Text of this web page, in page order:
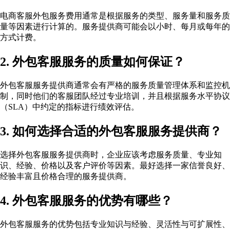
电商客服外包服务费用通常是根据服务的类型、服务量和服务质
量等因素进行计算的。服务提供商可能会以小时、每月或每年的
方式计费。
2. 外包客服服务的质量如何保证？
外包客服服务提供商通常会有严格的服务质量管理体系和监控机
制，同时他们的客服团队经过专业培训，并且根据服务水平协议
（SLA）中约定的指标进行绩效评估。
3. 如何选择合适的外包客服服务提供商？
选择外包客服服务提供商时，企业应该考虑服务质量、专业知
识、经验、价格以及客户评价等因素。最好选择一家信誉良好、
经验丰富且价格合理的服务提供商。
4. 外包客服服务的优势有哪些？
外包客服服务的优势包括专业知识与经验、灵活性与可扩展性、